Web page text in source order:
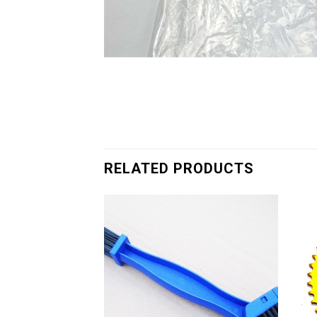
RELATED PRODUCTS